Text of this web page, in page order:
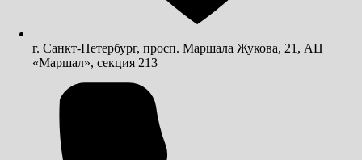
г. Санкт-Петербург, просп. Маршала Жукова, 21, АЦ
«Маршал», секция 213